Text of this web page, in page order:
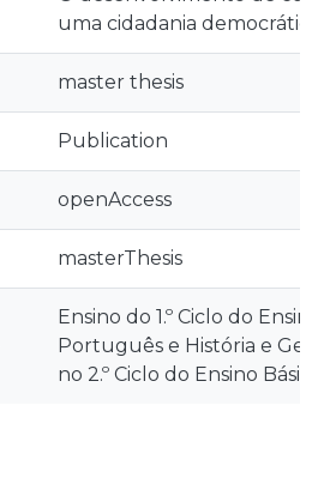
uma cidadania democrática
master thesis
Publication
openAccess
masterThesis
Ensino do 1.º Ciclo do
Português e História e
no 2.º Ciclo do Ensino